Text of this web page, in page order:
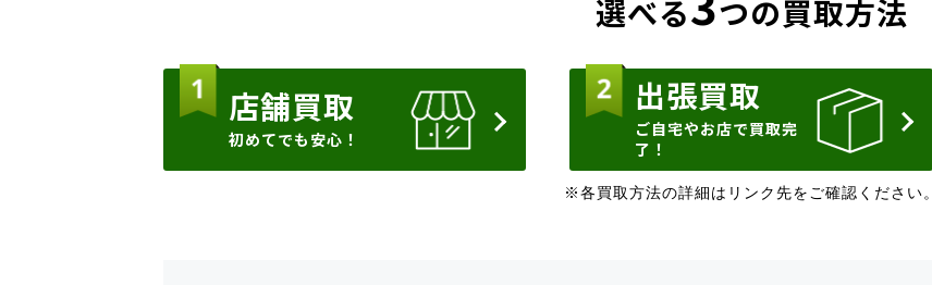
選べる つの買取方法
店舗買取
初めてでも安心！
出張買取
ご自宅やお店で買取完
了！
※各買取方法の詳細はリンク先をご確認ください。